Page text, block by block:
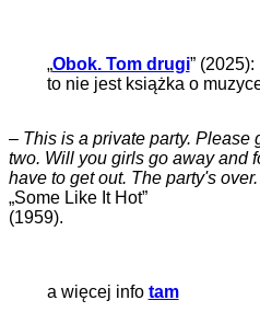
„Obok. Tom drugi” (2025):
to nie jest książka o
– This is a private party. Please
two. Will you girls go away and
have to get out. The party's
„Some Like It Hot”
(1959).
a więcej info tam